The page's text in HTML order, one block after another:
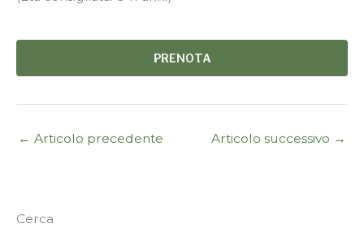
PRENOTA
← Articolo precedente Articolo successivo →
Cerca